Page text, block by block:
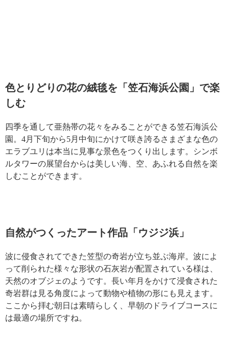
色とりどりの花の絨毯を「笠石海浜公園」で楽
しむ
四季を通して亜熱帯の花々をみることができる笠石海浜公
園。4月下旬から5月中旬にかけて咲き誇るさまざまな色の
エラブユリは本当に見事な景色をつくり出します。シンボ
ルタワーの展望台からは美しい海、空、あふれる自然を楽
しむことができます。
自然がつくったアート作品「ウジジ浜」
波に侵食されてできた笠型の奇岩が立ち並ぶ海岸。波によ
って削られた様々な形状の石灰岩が配置されている様は、
天然のオブジェのようです。長い年月をかけて浸食された
奇岩群は見る角度によって動物や植物の形にも見えます。
ここから拝む朝日は素晴らしく、早朝のドライブコースに
は最適の場所ですね。